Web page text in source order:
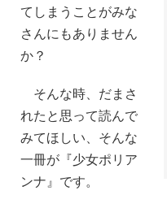
てしまうことがみな
さんにもありません
か？
そんな時、だまさ
れたと思って読んで
みてほしい、そんな
一冊が『少女ポリア
ンナ』です。